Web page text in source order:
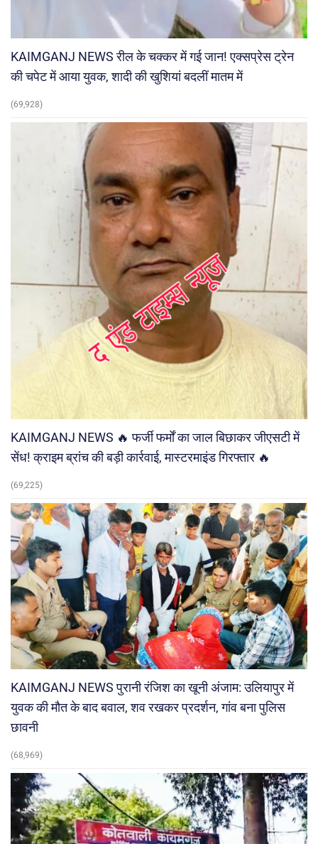
KAIMGANJ NEWS रील के चक्कर में गई जान! एक्सप्रेस ट्रेन
की चपेट में आया युवक, शादी की खुशियां बदलीं मातम में
(69,928)
KAIMGANJ NEWS 🔥 फर्जी फर्मों का जाल बिछाकर जीएसटी में
सेंध! क्राइम ब्रांच की बड़ी कार्रवाई, मास्टरमाइंड गिरफ्तार 🔥
(69,225)
KAIMGANJ NEWS पुरानी रंजिश का खूनी अंजाम: उलियापुर में
युवक की मौत के बाद बवाल, शव रखकर प्रदर्शन, गांव बना पुलिस
छावनी
(68,969)